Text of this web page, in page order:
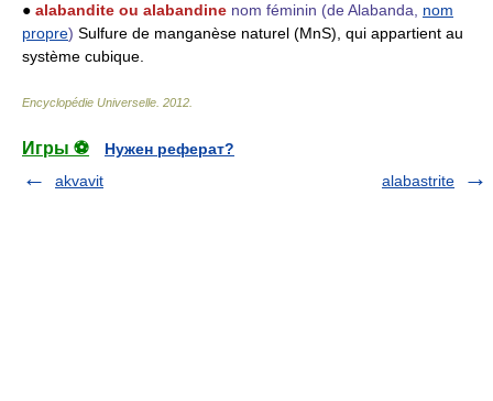
● alabandite ou alabandine nom féminin (de Alabanda, nom
propre) Sulfure de manganèse naturel (MnS), qui appartient au
système cubique.
Encyclopédie Universelle 2012
Игры ⚽
Нужен реферат?
akvavit
alabastrite